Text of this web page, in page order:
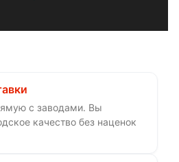
с заводами. Вы
качество без наценок